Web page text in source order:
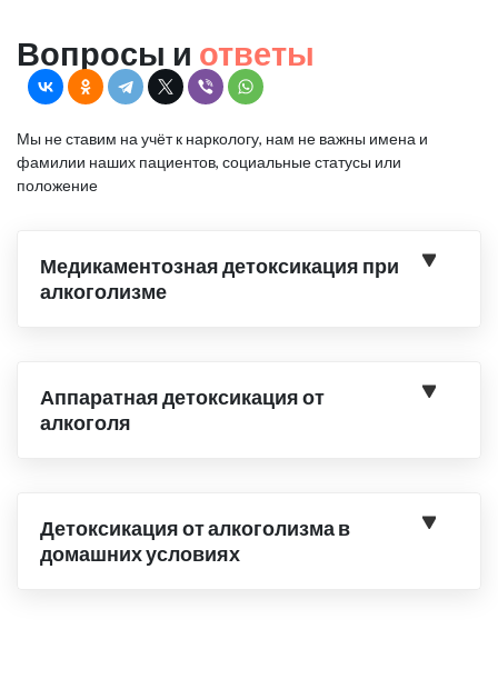
Вопросы и ответы
Мы не ставим на учёт к наркологу, нам не важны имена и
фамилии наших пациентов, социальные статусы или
положение
Медикаментозная детоксикация при
алкоголизме
Аппаратная детоксикация от
алкоголя
Детоксикация от алкоголизма в
домашних условиях